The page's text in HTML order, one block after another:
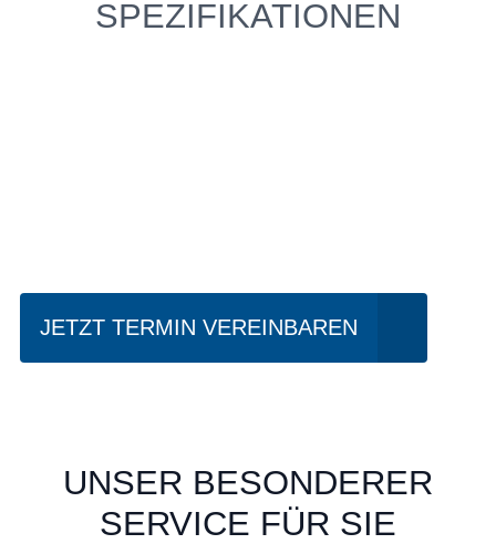
SPEZIFIKATIONEN
JETZT TERMIN VEREINBAREN
UNSER BESONDERER
SERVICE FÜR SIE